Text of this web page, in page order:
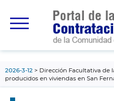
principal
2026-3-12
Dirección Facultativa de
producidos en viviendas en San